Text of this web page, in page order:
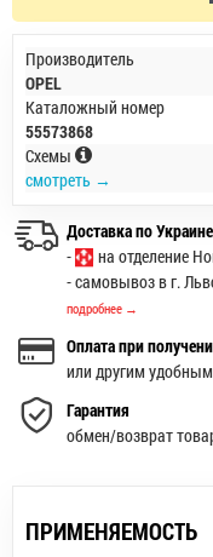
Производитель
OPEL
Каталожный номер
55573868
Схемы
смотреть →
Доставка по Украине
-
на отделение
- самовывоз в г.
подробнее →
Оплата при
или другим
Гарантия
обмен/возврат
ПРИМЕНЯЕМОСТЬ